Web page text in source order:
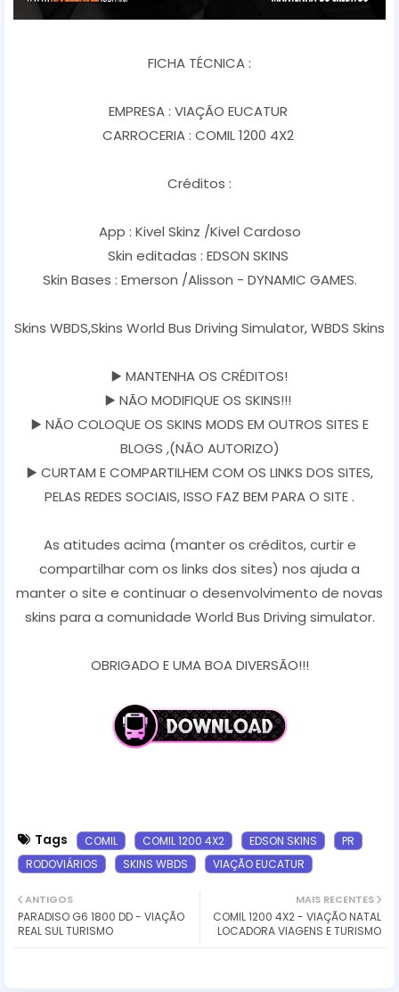
FICHA TÉCNICA :
EMPRESA : VIAÇÃO EUCATUR
CARROCERIA : COMIL 1200 4X2
Créditos :
App : Kivel Skinz /Kivel Cardoso
Skin editadas : EDSON SKINS
Skin Bases : Emerson /Alisson - DYNAMIC GAMES.
Skins WBDS,Skins World Bus Driving Simulator, WBDS Skins
▶️ MANTENHA OS CRÉDITOS!
▶️ NÃO MODIFIQUE OS SKINS!!!
▶️ NÃO COLOQUE OS SKINS MODS EM OUTROS SITES E
BLOGS ,(NÃO AUTORIZO)
▶️ CURTAM E COMPARTILHEM COM OS LINKS DOS SITES,
PELAS REDES SOCIAIS, ISSO FAZ BEM PARA O SITE .
As atitudes acima (manter os créditos, curtir e
compartilhar com os links dos sites) nos ajuda a
manter o site e continuar o desenvolvimento de novas
skins para a comunidade World Bus Driving simulator.
OBRIGADO E UMA BOA DIVERSÃO!!!
Tags COMIL COMIL 1200 4X2 EDSON SKINS
PR
RODOVIÁRIOS
SKINS WBDS VIAÇÃO EUCATUR
MAIS RECENTES
COMIL 1200 4X2 - VIAÇÃO NATAL
LOCADORA VIAGENS E TURISMO
ANTIGOS
PARADISO G6 1800 DD - VIAÇÃO
REAL SUL TURISMO